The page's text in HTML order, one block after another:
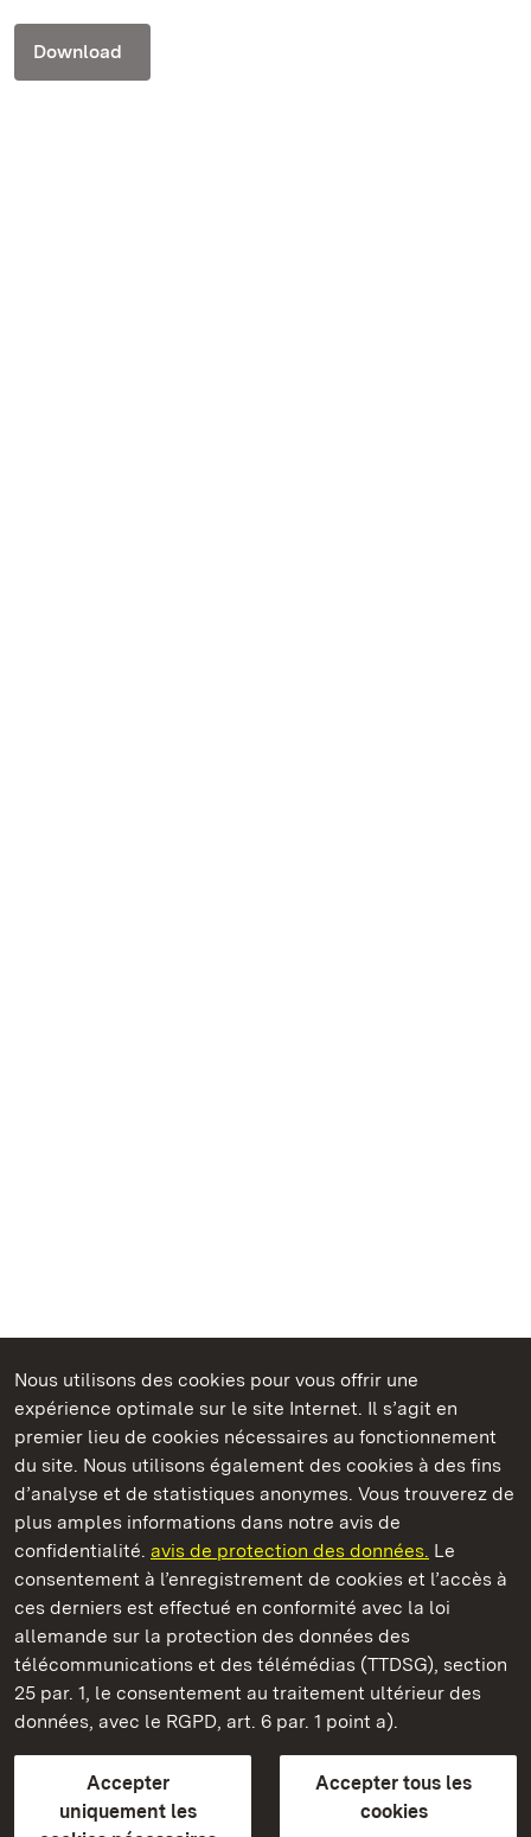
Nous utilisons des cookies pour vous offrir une
expérience optimale sur le site Internet. Il s’agit en
premier lieu de cookies nécessaires au fonctionnement
du site. Nous utilisons également des cookies à des fins
d’analyse et de statistiques anonymes. Vous trouverez de
plus amples informations dans notre avis de
confidentialité. avis de protection des données. Le
consentement à l’enregistrement de cookies et l’accès à
ces derniers est effectué en conformité avec la loi
allemande sur la protection des données des
télécommunications et des télémédias (TTDSG), section
25 par. 1, le consentement au traitement ultérieur des
données, avec le RGPD, art. 6 par. 1 point a).
Accepter
uniquement les
Accepter tous les
cookies
Download
Châteaux et jardins publics du Bade-Wurtemberg
Staatliche Schlösser und Gärten Baden‑Württemberg
Châteaux et jardins publics du Bade-Wurtemberg
ContactFAQ et réponsesMentions légales
Protection des données
Explications sur l’accessibilité
BITV-konform (geprüfte Seiten)
plus loin